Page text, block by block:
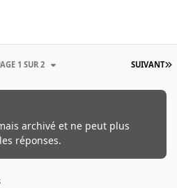
SUIVANT
1 SUR 2
archivé et ne peut plus
réponses.